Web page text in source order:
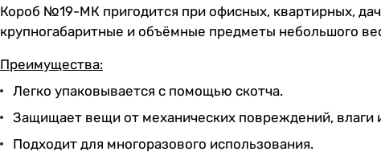
Короб №19-МК пригодится при офисных, квартирных,
крупногабаритные и объёмные предметы небольшого
Преимущества:
Легко упаковывается с помощью скотча.
Защищает вещи от механических повреждений, влаги
Подходит для многоразового использования.